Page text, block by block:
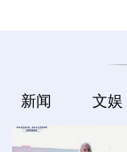
新闻 文娱